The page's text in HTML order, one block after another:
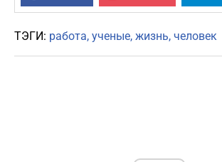
ТЭГИ: работа ученые жизнь человек